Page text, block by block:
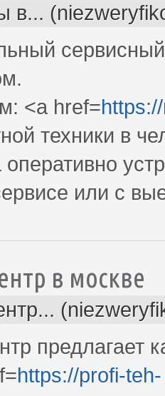
в...
<a href=
техники в
или с
в москве
предлагает
https://profi-teh-